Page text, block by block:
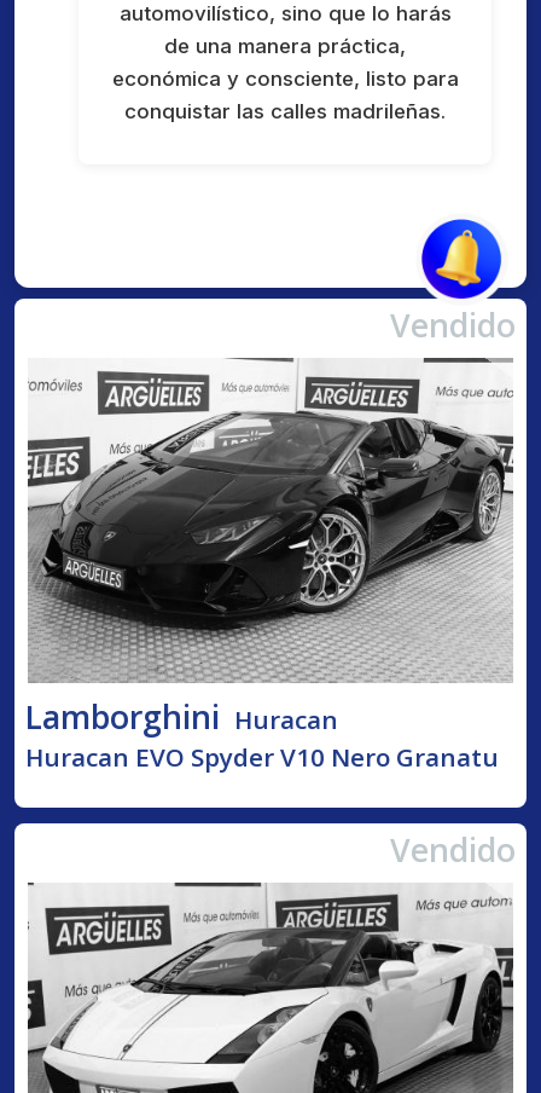
automovilístico, sino que lo harás
de una manera práctica,
económica y consciente, listo para
conquistar las calles madrileñas.
Vendido
Lamborghini Huracan
Huracan EVO Spyder V10 Nero Granatu
Vendido